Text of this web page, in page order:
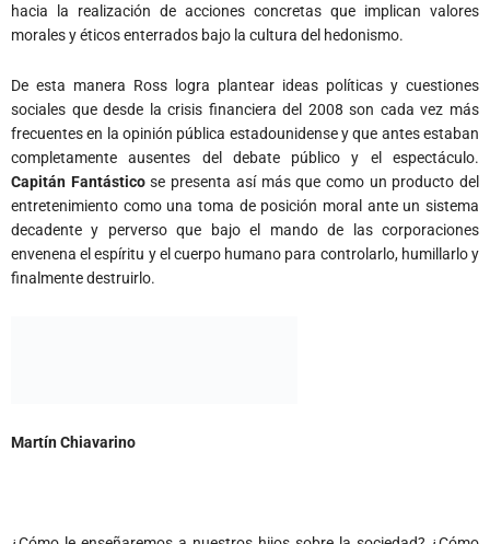
hacia la realización de acciones concretas que implican valores
morales y éticos enterrados bajo la cultura del hedonismo.
De esta manera Ross logra plantear ideas políticas y cuestiones
sociales que desde la crisis financiera del 2008 son cada vez más
frecuentes en la opinión pública estadounidense y que antes estaban
completamente ausentes del debate público y el espectáculo.
Capitán Fantásticose presenta así más que como un producto del
entretenimiento como una toma de posición moral ante un sistema
decadente y perverso que bajo el mando de las corporaciones
envenena el espíritu y el cuerpo humano para controlarlo, humillarlo y
finalmente destruirlo.